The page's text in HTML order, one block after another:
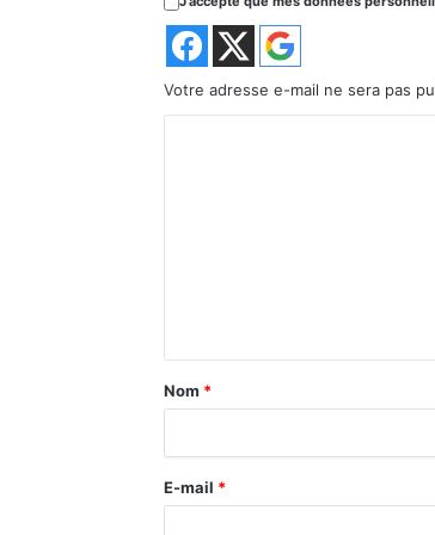
Votre adresse e-mail ne sera pas
a
r
e
Nom *
E-mail *